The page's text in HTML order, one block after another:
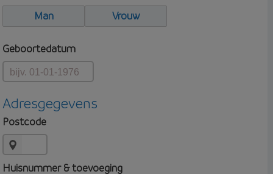
Man
Vrouw
Geboortedatum
Adresgegevens
Postcode
Huisnummer & toevoeging